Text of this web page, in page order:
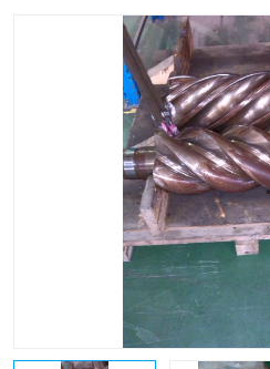
超级冷却剂
中车鼓风机
美国寿力空压机零部件
英格索兰COOPER离心机
微电脑控制器
复盛离心机零件